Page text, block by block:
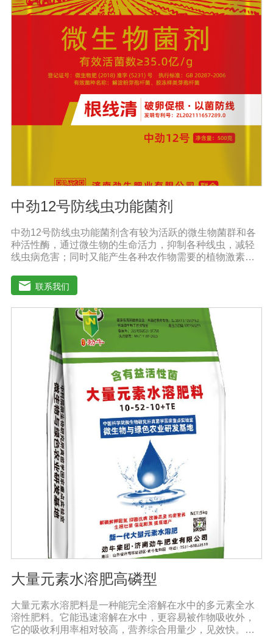
善土壤中养分的供应情况，有效解决因连工连作，重茬等
原因造成的减产问题。针对长期使用鸡粪造成的有机酸毒
害，烧根烧菌，病菌虫卵危害，酸碱不平衡等现状采用高
端生物技术精制而成，破除土壤板结，恢复土壤活力、保
肥保水、生物护根、强健植株、保花保果、促进花芽形
成，提高坐果率。 2、解决土壤重金属污染问题微生物菌
剂中的各种菌能有效的对土壤中的重金属进行溶解、氧化
还原及降解作用。重金属可与土壤有机质形成稳定的络合
物，对重金属在土壤中的化学行为产生深刻的影响，有效
解决土壤重金属污染问题。
中劲12号防线虫功能菌剂
中劲12号防线虫功能菌剂含有较为活跃的微生物菌群和各
种活性酶，通过微生物的生命活力，抑制各种线虫，减轻
线虫病危害；同时又能产生各种农作物需要的植物激素、
并且能产生抗生素，系统防伪酶等多种物质，间接达到促
进植物生长。【产品功能】 1、本产品利用微生物自身的
寄生作用，并释放出对线虫、细菌、真菌等具有杀灭作用
的化学物质，再辅助特殊增效剂，能快速、高效杀灭线虫
和作物真菌、细菌病害。不仅有效地预防和控制多种作物
根结线虫、胞囊线虫、茎线虫等线虫病的危害。2、抑制各
种线虫，减轻线虫病危害；3、改善作物根部微生态环境，
活化土壤，促进植株正常生长；4、激活根部受损细胞，快
速恢复根系生理机能，预防根系因线虫的危害导致的烂
联系我们
大量元素水溶肥高磷型
大量元素水溶肥料是一种能完全溶解在水中的多元素全水
溶性肥料。它能迅速溶解在水中，更容易被作物吸收外，
它的吸收利用率相对较高，营养综合用量少，见效快。用